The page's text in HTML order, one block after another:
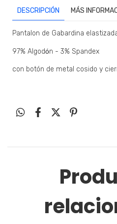
DESCRIPCIÓN MÁS
Pantalon de Gabardina
97% Algodón - 3% Spandex
con botón de metal cosido y